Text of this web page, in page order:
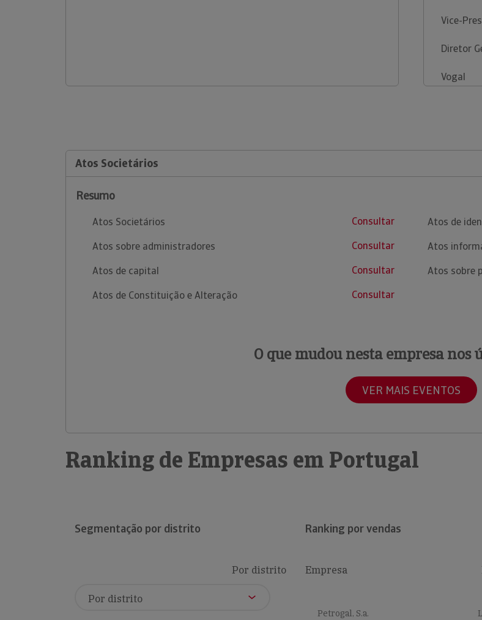
Vice-
Diretor
Vogal
Atos Societários
Resumo
Atos Societários
Consultar
Atos sobre administradores
Consultar
Atos de capital
Consultar
Atos de Constituição e Alteração
Consultar
Atos de
Atos
Atos sobre
O que mudou nesta empresa nos
VER MAIS EVENTOS
Ranking de Empresas em Portugal
Segmentação por distrito
Por distrito
Ranking por vendas
Empresa
Petrogal, S.a.